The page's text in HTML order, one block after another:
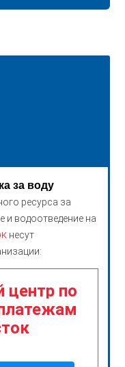
за воду
ресурса за
и водоотведение на
несут
центр по